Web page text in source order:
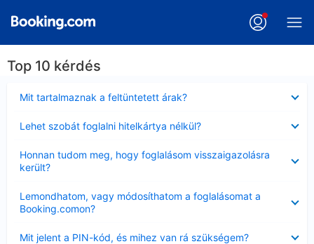
Top 10 kérdés
Mit tartalmaznak a feltüntetett árak?
Lehet szobát foglalni hitelkártya nélkül?
Honnan tudom meg, hogy foglalásom visszaigazolásra
került?
Lemondhatom, vagy módosíthatom a foglalásomat a
Booking.comon?
Mit jelent a PIN-kód, és mihez van rá szükségem?